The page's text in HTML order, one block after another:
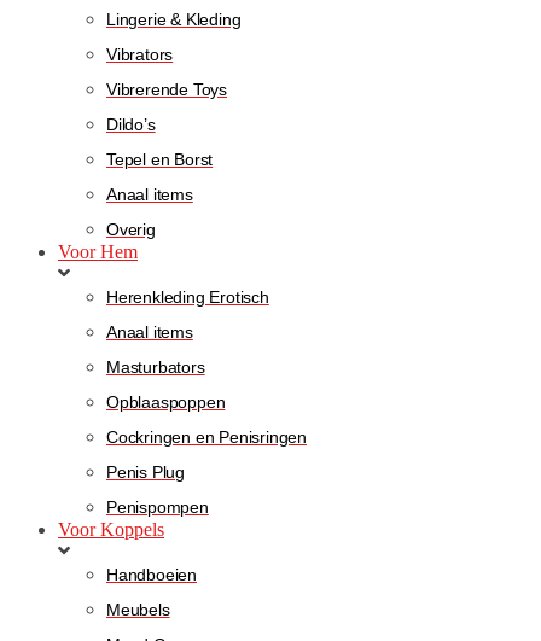
Lingerie & Kleding
Vibrators
Vibrerende Toys
Dildo’s
Tepel en Borst
Anaal items
Overig
Voor Hem
Herenkleding Erotisch
Anaal items
Masturbators
Opblaaspoppen
Cockringen en Penisringen
Penis Plug
Penispompen
Voor Koppels
Handboeien
Meubels